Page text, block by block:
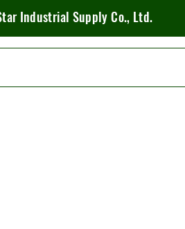
Industrial Supply Co., Ltd.